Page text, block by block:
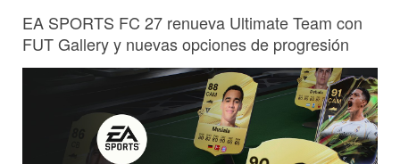
EA SPORTS FC 27 renueva Ultimate Team con
FUT Gallery y nuevas opciones de progresión